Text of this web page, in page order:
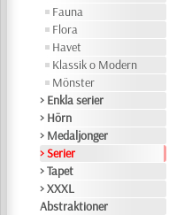
Fauna
Flora
Havet
Klassik o Modern
Mönster
> Enkla serier
> Hörn
> Medaljonger
> Serier
> Tapet
> XXXL
Abstraktioner